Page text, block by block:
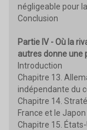
négligeable pour
Conclusion
Partie IV - Où la
autres donne une
Introduction
Chapitre 13.
indépendante du
Chapitre 14.
France et le Japon
Chapitre 15.